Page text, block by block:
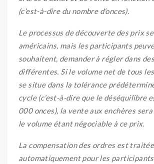
(c’est-à-dire du nombre d’onces).
Le processus de découverte des prix
américains, mais les participants
souhaitent, demander à régler dans
différentes. Si le volume net de tous
se situe dans la tolérance
cycle (c’est-à-dire que le déséquilibre
000 onces), la vente aux enchères
le volume étant négociable à ce prix.
La compensation des ordres est traitée
automatiquement pour les